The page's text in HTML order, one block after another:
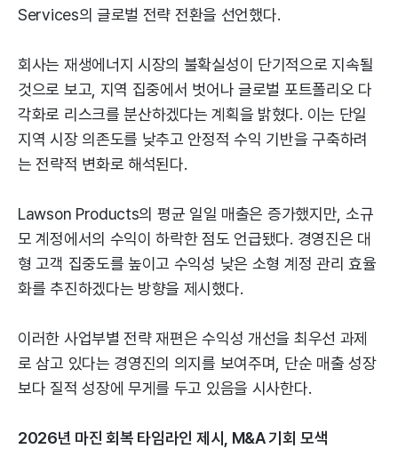
Services의 글로벌 전략 전환을 선언했다.
회사는 재생에너지 시장의 불확실성이 단기적으로 지속될
것으로 보고, 지역 집중에서 벗어나 글로벌 포트폴리오 다
각화로 리스크를 분산하겠다는 계획을 밝혔다. 이는 단일
지역 시장 의존도를 낮추고 안정적 수익 기반을 구축하려
는 전략적 변화로 해석된다.
Lawson Products의 평균 일일 매출은 증가했지만, 소규
모 계정에서의 수익이 하락한 점도 언급됐다. 경영진은 대
형 고객 집중도를 높이고 수익성 낮은 소형 계정 관리 효율
화를 추진하겠다는 방향을 제시했다.
이러한 사업부별 전략 재편은 수익성 개선을 최우선 과제
로 삼고 있다는 경영진의 의지를 보여주며, 단순 매출 성장
보다 질적 성장에 무게를 두고 있음을 시사한다.
2026년 마진 회복 타임라인 제시, M&A 기회 모색